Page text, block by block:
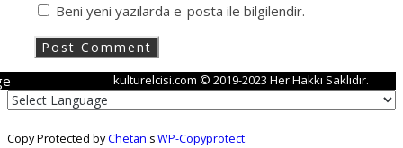
Beni yeni yazılarda e-posta ile bilgilendir.
kulturelcisi.com © 2019-2023 Her Hakkı Saklıdır.
Copy Protected byChetan'sWP-Copyprotect.